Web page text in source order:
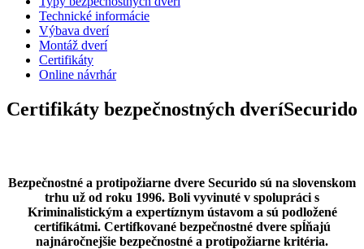
Technické informácie
Výbava dverí
Montáž dverí
Certifikáty
Online návrhár
Certifikáty bezpečnostných dveríSecurido
Bezpečnostné a protipožiarne dvere Securido sú na slovenskom
trhu už od roku 1996. Boli vyvinuté v spolupráci s
Kriminalistickým a expertíznym ústavom a sú podložené
certifikátmi. Certifkované bezpečnostné dvere spĺňajú
najnáročnejšie bezpečnostné a protipožiarne kritéria.